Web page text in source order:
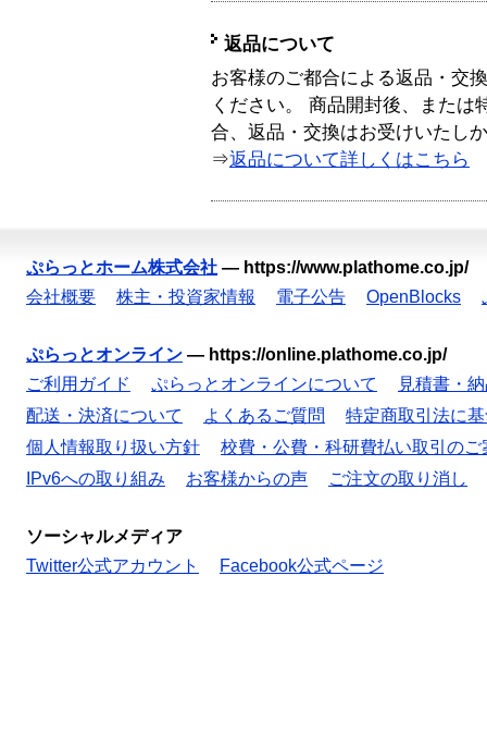
返品について
お客様のご都合による返品・交
ください。 商品開封後、または
合、返品・交換はお受けいたし
⇒返品について詳しくはこちら
ぷらっとホーム株式会社 — https://www.plathome.co.jp/
会社概要
株主・投資家情報 電子公告 OpenBlocks
ぷらっとオンライン — https://online.plathome.co.jp/
ご利用ガイド
ぷらっとオンラインについて
見積書・
配送・決済について
よくあるご質問
特定商取引法に
個人情報取り扱い方針
校費・公費・科研費払い取引のご
IPv6への取り組み
お客様からの声 ご注文の取り消し
ソーシャルメディア
Twitter公式アカウント
Facebook公式ページ